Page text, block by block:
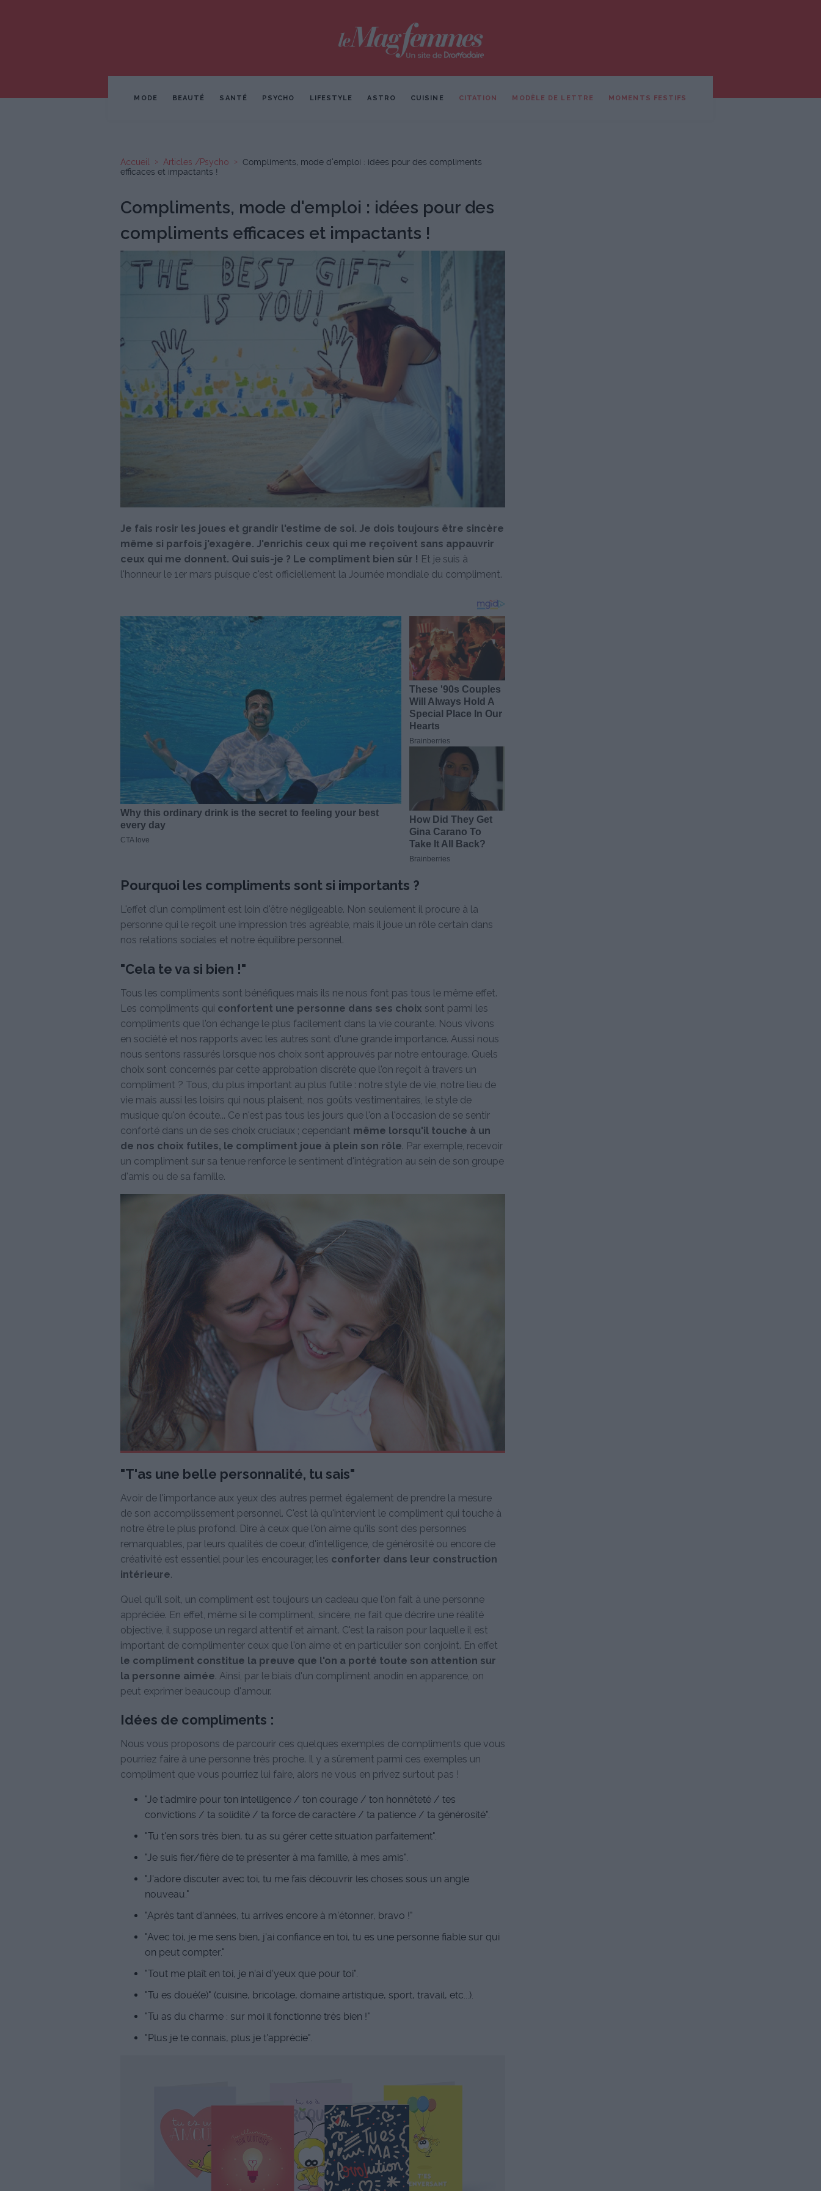
MODE BEAUTÉ SANTÉ PSYCHO LIFESTYLE ASTRO CUISINE CITATION MODÈLE DE LETTRE MOMENTS FESTIFS
Accueil Articles /Psycho
Compliments, mode d'emploi : idées pour des compliments
efficaces et impactants !
Compliments, mode d'emploi : idées pour des
compliments efficaces et impactants !
Je fais rosir les joues et grandir l'estime de soi. Je dois toujours être sincère
même si parfois j'exagère. J'enrichis ceux qui me reçoivent sans appauvrir
ceux qui me donnent. Qui suis-je ? Le compliment bien sûr ! Et je suis à
l'honneur le 1er mars puisque c'est officiellement la Journée mondiale du compliment.
Pourquoi les compliments sont si importants ?
L'effet d'un compliment est loin d'être négligeable. Non seulement il procure à la
personne qui le reçoit une impression très agréable, mais il joue un rôle certain dans
nos relations sociales et notre équilibre personnel.
"Cela te va si bien !"
Tous les compliments sont bénéfiques mais ils ne nous font pas tous le même effet.
Les compliments qui confortent une personne dans ses choix sont parmi les
compliments que l'on échange le plus facilement dans la vie courante. Nous vivons
en société et nos rapports avec les autres sont d'une grande importance. Aussi nous
nous sentons rassurés lorsque nos choix sont approuvés par notre entourage. Quels
choix sont concernés par cette approbation discrète que l'on reçoit à travers un
compliment ? Tous, du plus important au plus futile : notre style de vie, notre lieu de
vie mais aussi les loisirs qui nous plaisent, nos goûts vestimentaires, le style de
musique qu'on écoute... Ce n'est pas tous les jours que l'on a l'occasion de se sentir
conforté dans un de ses choix cruciaux ; cependant même lorsqu'il touche à un
de nos choix futiles, le compliment joue à plein son rôle. Par exemple, recevoir
un compliment sur sa tenue renforce le sentiment d'intégration au sein de son groupe
d'amis ou de sa famille.
"T'as une belle personnalité, tu sais"
Avoir de l'importance aux yeux des autres permet également de prendre la mesure
de son accomplissement personnel. C'est là qu'intervient le compliment qui touche à
notre être le plus profond. Dire à ceux que l'on aime qu'ils sont des personnes
remarquables, par leurs qualités de coeur, d'intelligence, de générosité ou encore de
créativité est essentiel pour les encourager, les conforter dans leur construction
intérieure.
Quel qu'il soit, un compliment est toujours un cadeau que l'on fait à une personne
appréciée. En effet, même si le compliment, sincère, ne fait que décrire une réalité
objective, il suppose un regard attentif et aimant. C'est la raison pour laquelle il est
important de complimenter ceux que l'on aime et en particulier son conjoint. En effet
le compliment constitue la preuve que l'on a porté toute son attention sur
la personne aimée. Ainsi, par le biais d'un compliment anodin en apparence, on
peut exprimer beaucoup d'amour.
Idées de compliments :
Nous vous proposons de parcourir ces quelques exemples de compliments que vous
pourriez faire à une personne très proche. Il y a sûrement parmi ces exemples un
compliment que vous pourriez lui faire, alors ne vous en privez surtout pas !
"Je t'admire pour ton intelligence / ton courage / ton honnêteté / tes
convictions / ta solidité / ta force de caractère / ta patience / ta générosité".
"Tu t'en sors très bien, tu as su gérer cette situation parfaitement".
"Je suis fier/fière de te présenter à ma famille, à mes amis".
"J'adore discuter avec toi, tu me fais découvrir les choses sous un angle
nouveau."
"Après tant d'années, tu arrives encore à m'étonner, bravo !"
"Avec toi, je me sens bien, j'ai confiance en toi, tu es une personne fiable sur qui
on peut compter."
"Tout me plaît en toi, je n'ai d'yeux que pour toi".
"Tu es doué(e)" (cuisine, bricolage, domaine artistique, sport, travail, etc...).
"Tu as du charme : sur moi il fonctionne très bien !"
"Plus je te connais, plus je t'apprécie".